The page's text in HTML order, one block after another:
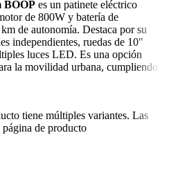
BOOP es un patinete eléctrico
de 800W y batería de
de autonomía. Destaca por su
independientes, ruedas de 10"
luces LED. Es una opción
la movilidad urbana, cumpliendo
tiene múltiples variantes. Las
de producto